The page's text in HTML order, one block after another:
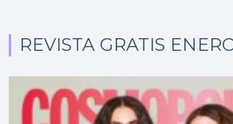
REVISTA GRATIS